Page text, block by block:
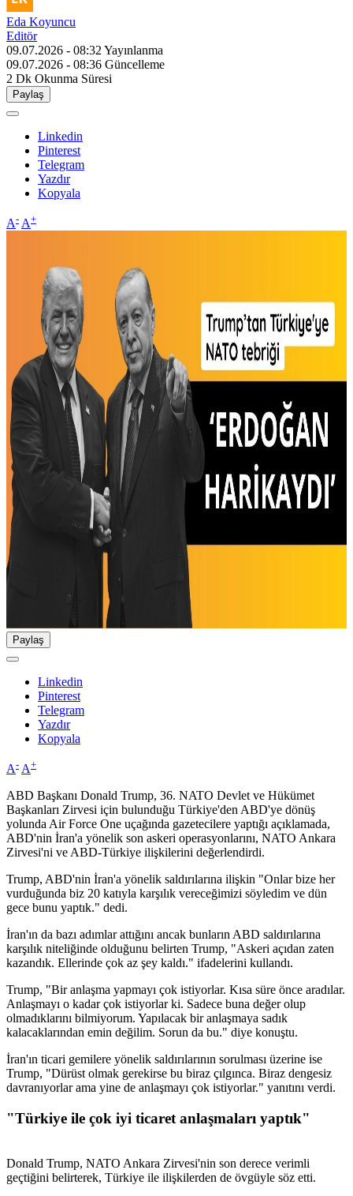
Eda Koyuncu
Editör
09.07.2026 - 08:32 Yayınlanma
09.07.2026 - 08:36 Güncelleme
2 Dk Okunma Süresi
Paylaş
Linkedin
Pinterest
Telegram
Yazdır
Kopyala
A- A+
Paylaş
Linkedin
Pinterest
Telegram
Yazdır
Kopyala
A- A+
ABD Başkanı Donald Trump, 36.⁠ ⁠NATO Devlet ve Hükümet
Başkanları Zirvesi için bulunduğu Türkiye'den ABD'ye dönüş
yolunda Air Force One uçağında gazetecilere yaptığı açıklamada,
ABD'nin İran'a yönelik son askeri operasyonlarını, NATO Ankara
Zirvesi'ni ve ABD-Türkiye ilişkilerini değerlendirdi.
Trump, ABD'nin İran'a yönelik saldırılarına ilişkin "Onlar bize her
vurduğunda biz 20 katıyla karşılık vereceğimizi söyledim ve dün
gece bunu yaptık." dedi.
İran'ın da bazı adımlar attığını ancak bunların ABD saldırılarına
karşılık niteliğinde olduğunu belirten Trump, "Askeri açıdan zaten
kazandık. Ellerinde çok az şey kaldı." ifadelerini kullandı.
Trump, "Bir anlaşma yapmayı çok istiyorlar. Kısa süre önce aradılar.
Anlaşmayı o kadar çok istiyorlar ki. Sadece buna değer olup
olmadıklarını bilmiyorum. Yapılacak bir anlaşmaya sadık
kalacaklarından emin değilim. Sorun da bu." diye konuştu.
İran'ın ticari gemilere yönelik saldırılarının sorulması üzerine ise
Trump, "Dürüst olmak gerekirse bu biraz çılgınca. Biraz dengesiz
davranıyorlar ama yine de anlaşmayı çok istiyorlar." yanıtını verdi.
"Türkiye ile çok iyi ticaret anlaşmaları yaptık"
Donald Trump, NATO Ankara Zirvesi'nin son derece verimli
geçtiğini belirterek, Türkiye ile ilişkilerden de övgüyle söz etti.